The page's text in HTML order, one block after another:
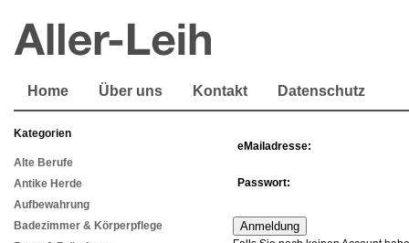
Home Über uns Kontakt Datenschutz
Kategorien
Alte Berufe
Antike Herde
Aufbewahrung
Badezimmer & Körperpflege
eMailadresse:
Passwort: